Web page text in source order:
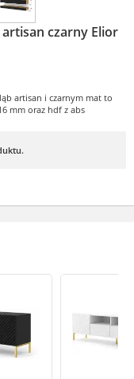
artisan czarny Elior
artisan i czarnym mat to
mm oraz hdf z abs